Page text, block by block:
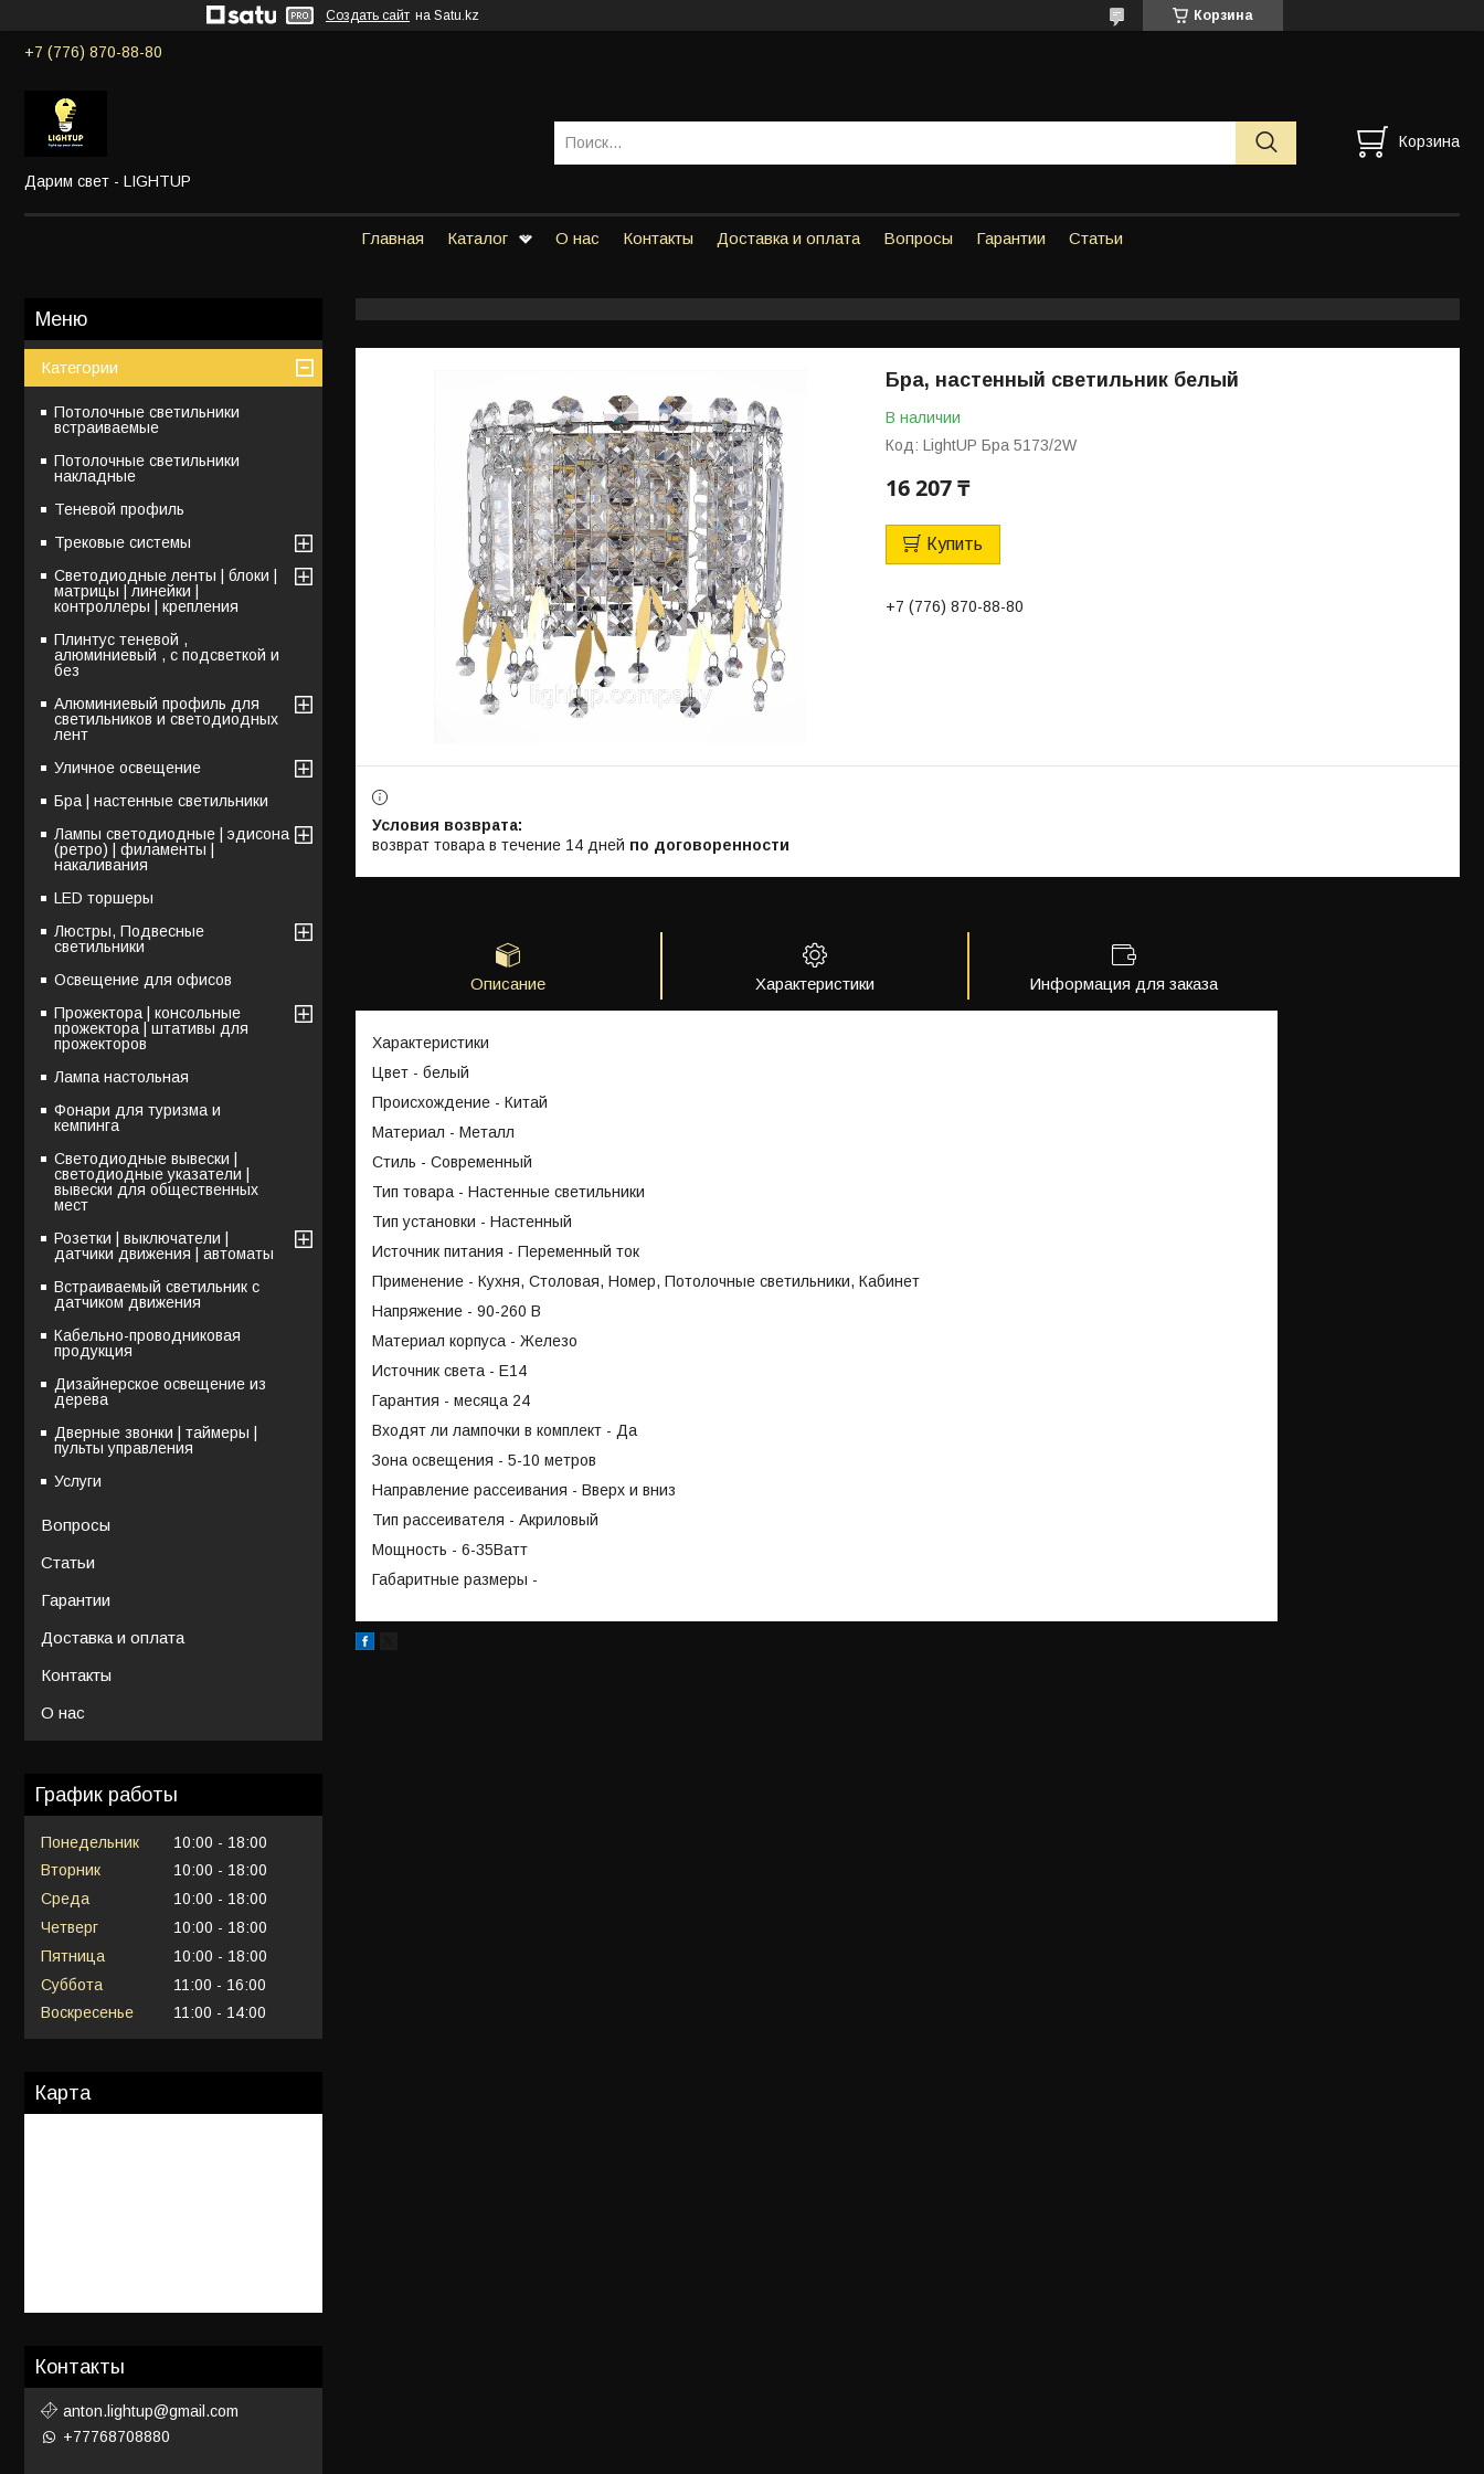
Создать сайт на Satu.kz Корзина
+7 (776) 870-88-80
Дарим свет - LIGHTUP
Корзина
Главная Каталог О нас Контакты Доставка и оплата Вопросы Гарантии Статьи
Бра, настенный светильник белый
В наличии
Код: LightUP Бра 5173/2W
16 207 ₸
Купить
+7 (776) 870-88-80
возврат товара в течение 14 дней по договоренности
Описание Характеристики Информация для заказа
Характеристики
Цвет - белый
Происхождение - Китай
Материал - Металл
Стиль - Современный
Тип товара - Настенные светильники
Тип установки - Настенный
Источник питания - Переменный ток
Применение - Кухня, Столовая, Номер, Потолочные светильники, Кабинет
Напряжение - 90-260 В
Материал корпуса - Железо
Источник света - Е14
Гарантия - месяца 24
Входят ли лампочки в комплект - Да
Зона освещения - 5-10 метров
Направление рассеивания - Вверх и вниз
Тип рассеивателя - Акриловый
Мощность - 6-35Ватт
Габаритные размеры -
Категории
Потолочные светильники
встраиваемые
Потолочные светильники
накладные
Теневой профиль
Трековые системы
Светодиодные ленты | блоки |
матрицы | линейки |
контроллеры | крепления
Плинтус теневой ,
алюминиевый , с подсветкой и
без
Алюминиевый профиль для
светильников и светодиодных
лент
Уличное освещение
Бра | настенные светильники
Лампы светодиодные | эдисона
(ретро) | филаменты |
накаливания
LED торшеры
Люстры, Подвесные
светильники
Освещение для офисов
Прожектора | консольные
прожектора | штативы для
прожекторов
Лампа настольная
Фонари для туризма и
кемпинга
Светодиодные вывески |
светодиодные указатели |
вывески для общественных
мест
Розетки | выключатели |
датчики движения | автоматы
Встраиваемый светильник с
датчиком движения
Кабельно-проводниковая
продукция
Дизайнерское освещение из
дерева
Дверные звонки | таймеры |
пульты управления
Услуги
Вопросы
Статьи
Гарантии
Доставка и оплата
Контакты
О нас
График работы
Понедельник 10:00
18:00
Вторник
10:00
18:00
Среда
10:00
18:00
Четверг
10:00
18:00
Пятница
10:00
18:00
Суббота
11:00
16:00
Воскресенье
11:00 14:00
Карта
Контакты
anton.lightup@gmail.com
+77768708880